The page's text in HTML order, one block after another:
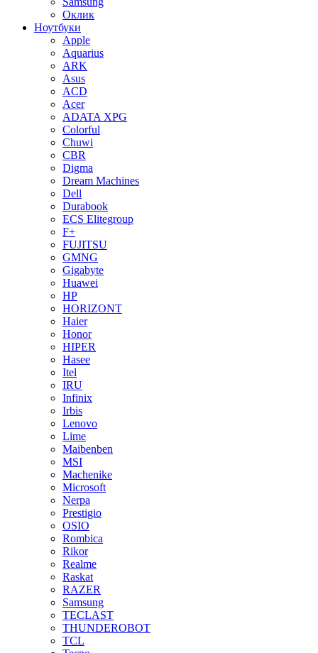
Оклик
Ноутбуки
Apple
Aquarius
ARK
Asus
ACD
Acer
ADATA XPG
Colorful
Chuwi
CBR
Digma
Dream Machines
Dell
Durabook
ECS Elitegroup
F+
FUJITSU
GMNG
Gigabyte
Huawei
HP
HORIZONT
Haier
Honor
HIPER
Hasee
Itel
IRU
Infinix
Irbis
Lenovo
Lime
Maibenben
MSI
Machenike
Microsoft
Nerpa
Prestigio
OSIO
Rombica
Rikor
Realme
Raskat
RAZER
Samsung
TECLAST
THUNDEROBOT
TCL